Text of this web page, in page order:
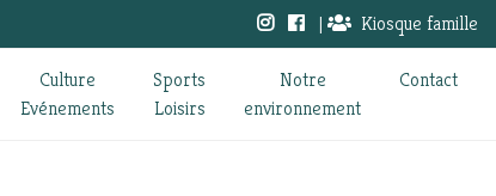
| Kiosque famille
Culture
Evénements
Sports
Loisirs
Notre
environnement
Contact